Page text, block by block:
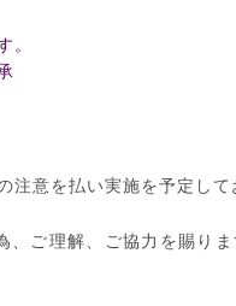
。
意を払い実施を予定して
ご理解、ご協力を賜りま